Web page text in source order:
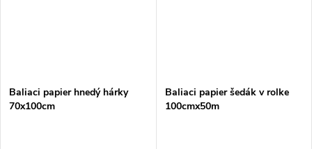
Baliaci papier hnedý hárky
70x100cm
Baliaci papier šedák v rolke
100cmx50m